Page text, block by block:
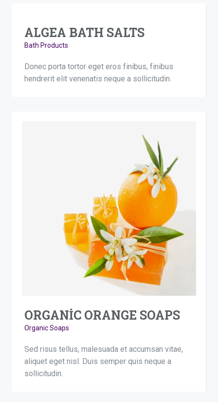
ALGEA BATH SALTS
Bath Products
Donec porta tortor eget eros finibus, finibus
hendrerit elit venenatis neque a sollicitudin.
ORGANIC ORANGE SOAPS
Organic Soaps
Sed risus tellus, malesuada et accumsan vitae,
aliquet eget nisl. Duis semper quis neque a
sollicitudin.